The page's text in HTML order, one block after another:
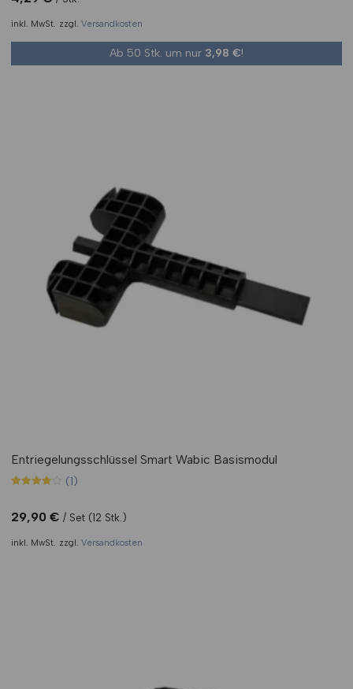
basierend
Kundenbewertungen
inkl. MwSt. zzgl. Versandkosten
Ab 50 Stk. um nur 3,98 €!
Entriegelungsschlüssel Smart Wabic Basismodul
4.00
von 5,
auf
(1)
29,90 € Set (12 Stk.)
inkl. MwSt. zzgl. Versandkosten